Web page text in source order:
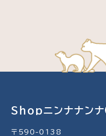
Shopニンナナンナ
〒590-0138